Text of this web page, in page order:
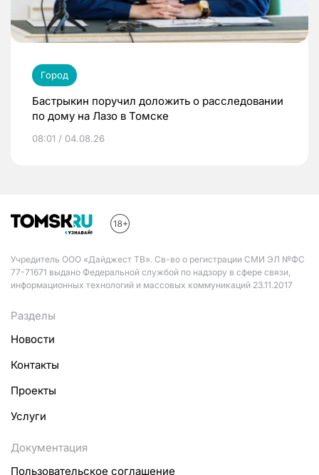
Город
Бастрыкин поручил доложить о расследовании
по дому на Лазо в Томске
08:01 / 04.08.26
Учредитель ООО «Дайджест ТВ». Св-во о регистрации СМИ ЭЛ №ФС
77-71671 выдано Федеральной службой по надзору в сфере связи,
информационных технологий и массовых коммуникаций 23.11.2017
Разделы
Новости
Контакты
Проекты
Услуги
Документация
Пользовательское соглашение